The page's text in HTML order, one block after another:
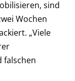
sind
Wochen
„Viele
falschen